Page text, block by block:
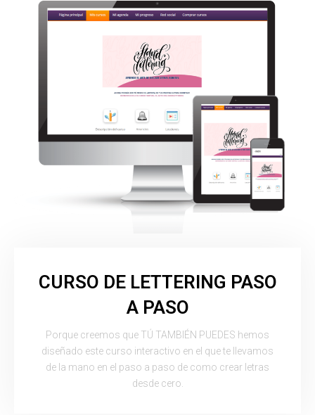
CURSO DE LETTERING PASO
A PASO
Porque creemos que TÚ TAMBIÉN PUEDES hemos
diseñado este curso interactivo en el que te llevamos
de la mano en el paso a paso de como crear letras
desde cero.